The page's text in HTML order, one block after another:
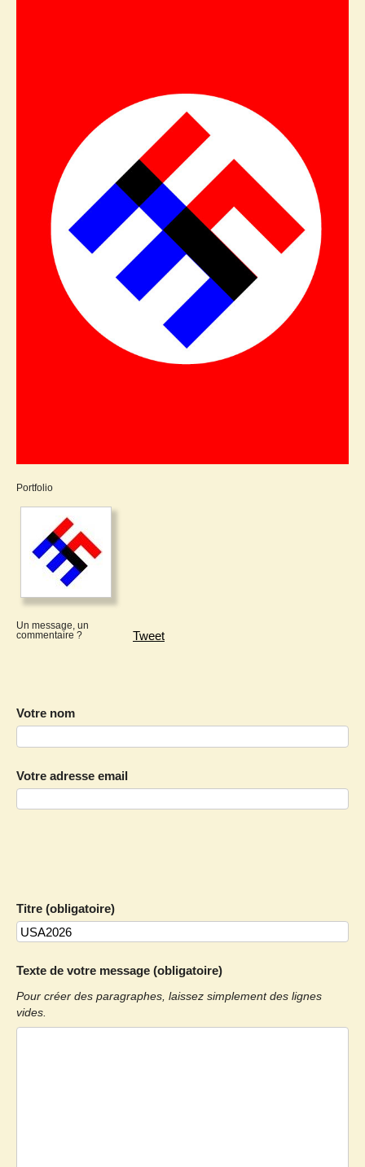
Portfolio
Tweet
Un message, un
commentaire ?
Votre nom
Votre adresse email
Titre (obligatoire)
Texte de votre message (obligatoire)
Pour créer des paragraphes, laissez simplement des lignes
vides.